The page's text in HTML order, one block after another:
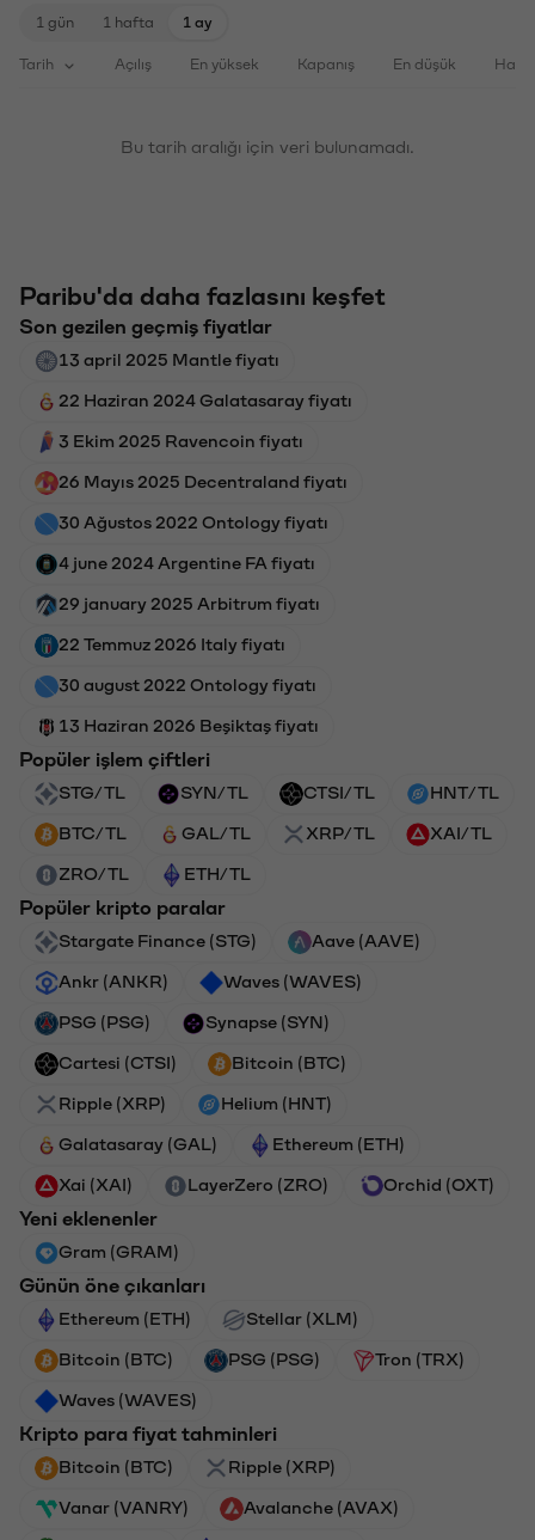
1 gün 1 hafta 1 ay
Tarih Açılış En yüksek Kapanış En düşük
Bu tarih aralığı için veri bulunamadı.
Paribu'da daha fazlasını keşfet
Son gezilen geçmiş fiyatlar
13 april 2025 Mantle fiyatı
22 Haziran 2024 Galatasaray fiyatı
3 Ekim 2025 Ravencoin fiyatı
26 Mayıs 2025 Decentraland fiyatı
30 Ağustos 2022 Ontology fiyatı
4 june 2024 Argentine FA fiyatı
29 january 2025 Arbitrum fiyatı
22 Temmuz 2026 Italy fiyatı
30 august 2022 Ontology fiyatı
13 Haziran 2026 Beşiktaş fiyatı
Popüler işlem çiftleri
STG/TL SYN/TL CTSI/TL HNT/TL
BTC/TL GAL/TL XRP/TL XAI/TL
ZRO/TL ETH/TL
Popüler kripto paralar
Stargate Finance (STG) Aave (AAVE)
Ankr (ANKR) Waves (WAVES)
PSG (PSG) Synapse (SYN)
Cartesi (CTSI) Bitcoin (BTC)
Ripple (XRP) Helium (HNT)
Galatasaray (GAL) Ethereum (ETH)
Xai (XAI) LayerZero (ZRO) Orchid (OXT)
Yeni eklenenler
Gram (GRAM)
Günün öne çıkanları
Ethereum (ETH) Stellar (XLM)
Bitcoin (BTC) PSG (PSG) Tron (TRX)
Waves (WAVES)
Kripto para fiyat tahminleri
Bitcoin (BTC) Ripple (XRP)
Vanar (VANRY) Avalanche (AVAX)